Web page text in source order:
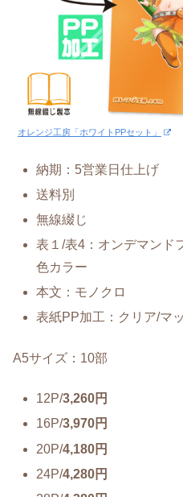
オレンジ工房「ホワイトPPセット」
納期：5営業日仕上げ
送料別
無線綴じ
表１/表4：オンデマンド
色カラー
本文：モノクロ
表紙PP加工：クリア/マ
A5サイズ：10部
12P/3,260円
16P/3,970円
20P/4,180円
24P/4,280円